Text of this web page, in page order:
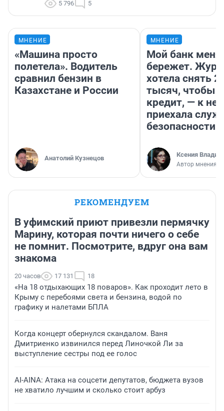
5 796 5
МНЕНИЕ
«Машина просто
полетела». Водитель
сравнил бензин в
Казахстане и России
Анатолий Кузнецов
МНЕНИЕ
Мой банк меня
бережет.
хотела снять
тысяч, чтобы
кредит, — к
приехала
безопасности
Ксения
Автор мнения
РЕКОМЕНДУЕМ
В уфимский приют привезли пермячку
Марину, которая почти ничего о себе
не помнит. Посмотрите, вдруг она вам
знакома
20 часов 17 131 18
«На 18 отдыхающих 18 поваров». Как проходит лето в
Крыму с перебоями света и бензина, водой по
графику и налетами БПЛА
Когда концерт обернулся скандалом. Ваня
Дмитриенко извинился перед Линочкой Ли за
выступление сестры под ее голос
AI-AINA: Атака на соцсети депутатов, бюджета вузов
не хватило лучшим и сколько стоит арбуз